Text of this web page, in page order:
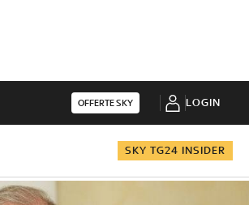
OFFERTE SKY LOGIN
SKY TG24 INSIDER